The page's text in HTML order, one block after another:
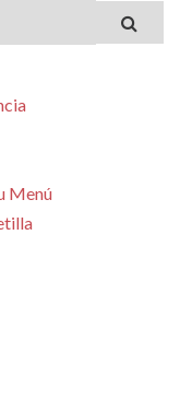
Menú